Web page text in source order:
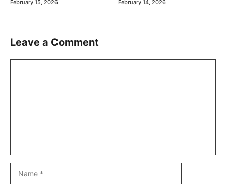
February 15, 2026 February 14, 2026
Leave a Comment